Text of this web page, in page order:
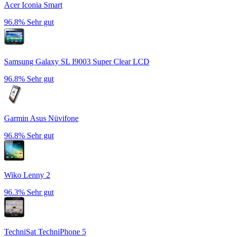
Acer Iconia Smart
96.8% Sehr gut
Samsung Galaxy SL I9003 Super Clear LCD
96.8% Sehr gut
Garmin Asus Nüvifone
96.8% Sehr gut
Wiko Lenny 2
96.3% Sehr gut
TechniSat TechniPhone 5